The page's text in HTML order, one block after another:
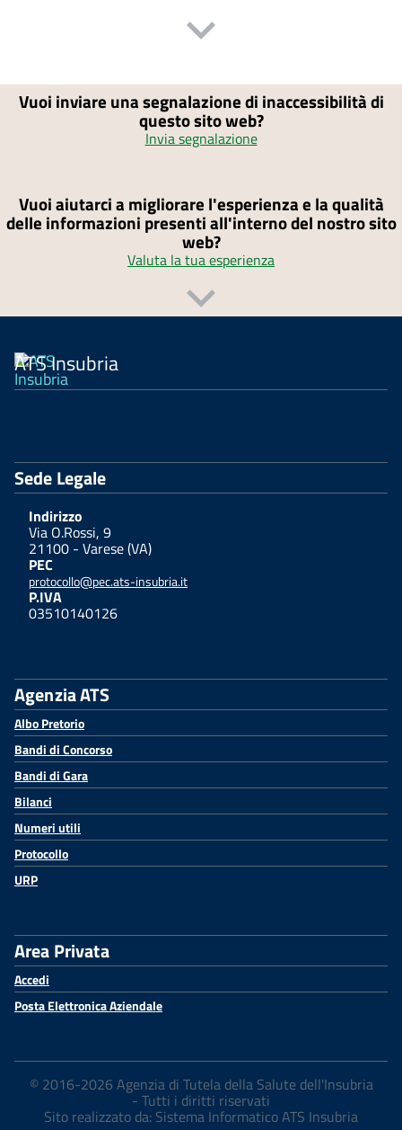
Vuoi inviare una segnalazione di inaccessibilità di
questo sito web?
Invia segnalazione
Vuoi aiutarci a migliorare l'esperienza e la qualità
delle informazioni presenti all'interno del nostro sito
web?
Valuta la tua esperienza
ATS Insubria
Sede Legale
Indirizzo
Via O.Rossi, 9
21100 - Varese (VA)
PEC
protocollo@pec.ats-insubria.it
P.IVA
03510140126
Agenzia ATS
Albo Pretorio
Bandi di Concorso
Bandi di Gara
Bilanci
Numeri utili
Protocollo
URP
Area Privata
Accedi
Posta Elettronica Aziendale
© 2016-2026 Agenzia di Tutela della Salute dell'Insubria
- Tutti i diritti riservati
Sito realizzato da: Sistema Informatico ATS Insubria